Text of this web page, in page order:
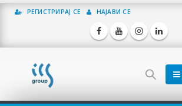
РЕГИСТРИРАЈ СЕ НАЈАВИ СЕ